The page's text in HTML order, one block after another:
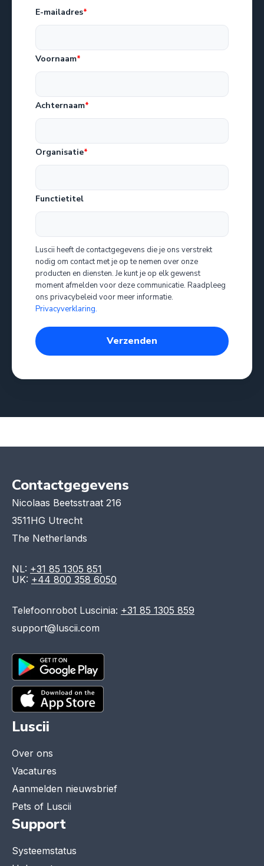
E-mailadres*
Voornaam*
Achternaam*
Organisatie*
Functietitel
Luscii heeft de contactgegevens die je ons verstrekt
nodig om contact met je op te nemen over onze
producten en diensten. Je kunt je op elk gewenst
moment afmelden voor deze communicatie. Raadpleeg
ons privacybeleid voor meer informatie.
Privacyverklaring.
Contactgegevens
Nicolaas Beetsstraat 216
3511HG Utrecht
The Netherlands
NL: +31 85 1305 851
UK: +44 800 358 6050
Telefoonrobot Luscinia: +31 85 1305 859
support@luscii.com
Luscii
Over ons
Vacatures
Aanmelden nieuwsbrief
Pets of Luscii
Support
Systeemstatus